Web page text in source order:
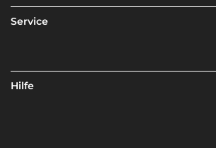
Service
Hilfe